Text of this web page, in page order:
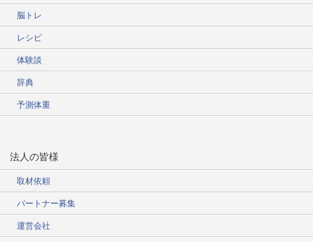
脳トレ
レシピ
体験談
辞典
予測体重
法人の皆様
取材依頼
パートナー募集
運営会社